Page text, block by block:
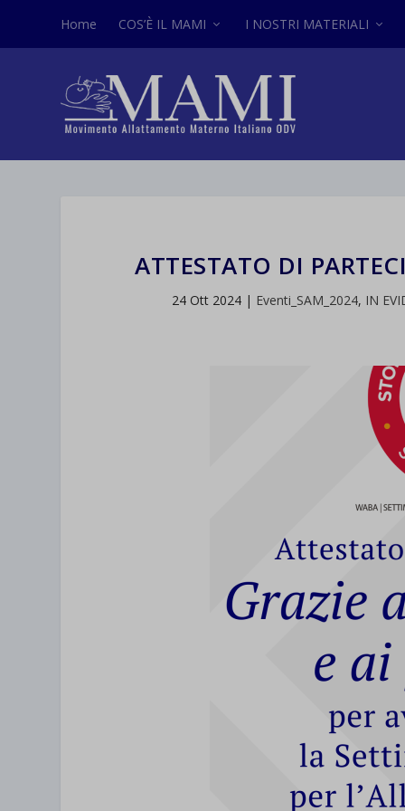
Home COS’È IL MAMI I NOSTRI MATERIALI
ATTESTATO DI
24 Ott 2024| Eventi_SAM_2024, IN